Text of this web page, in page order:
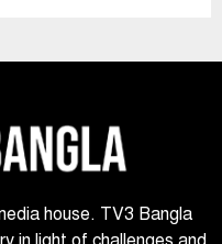
house. TV3 Bangla